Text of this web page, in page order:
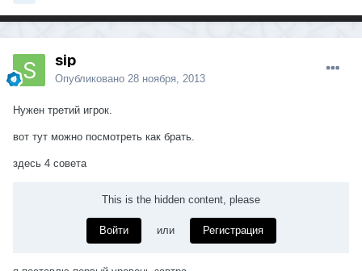
sip
Опубликовано 28 ноября, 2013
Нужен третий игрок.
вот тут можно посмотреть как брать.
здесь 4 совета
This is the hidden content, please
Войти или Регистрация